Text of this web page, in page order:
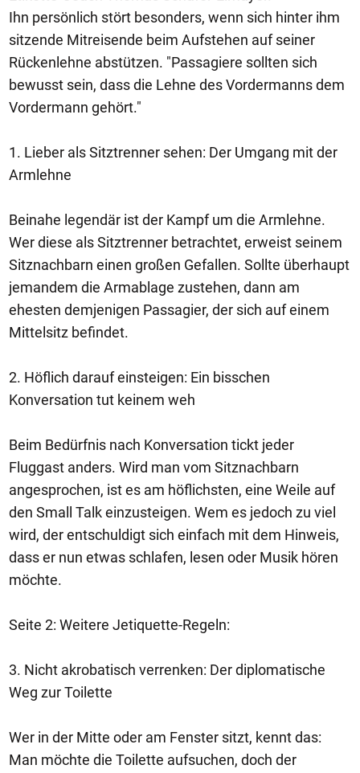
Ihn persönlich stört besonders, wenn sich hinter ihm
sitzende Mitreisende beim Aufstehen auf seiner
Rückenlehne abstützen. "Passagiere sollten sich
bewusst sein, dass die Lehne des Vordermanns dem
Vordermann gehört."
1. Lieber als Sitztrenner sehen: Der Umgang mit der
Armlehne
Beinahe legendär ist der Kampf um die Armlehne.
Wer diese als Sitztrenner betrachtet, erweist seinem
Sitznachbarn einen großen Gefallen. Sollte überhaupt
jemandem die Armablage zustehen, dann am
ehesten demjenigen Passagier, der sich auf einem
Mittelsitz befindet.
2. Höflich darauf einsteigen: Ein bisschen
Konversation tut keinem weh
Beim Bedürfnis nach Konversation tickt jeder
Fluggast anders. Wird man vom Sitznachbarn
angesprochen, ist es am höflichsten, eine Weile auf
den Small Talk einzusteigen. Wem es jedoch zu viel
wird, der entschuldigt sich einfach mit dem Hinweis,
dass er nun etwas schlafen, lesen oder Musik hören
möchte.
Seite 2: Weitere Jetiquette-Regeln:
3. Nicht akrobatisch verrenken: Der diplomatische
Weg zur Toilette
Wer in der Mitte oder am Fenster sitzt, kennt das:
Man möchte die Toilette aufsuchen, doch der